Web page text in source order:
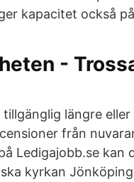
kapacitet också
-
längre eller
från
Ledigajobb.se kan
kyrkan